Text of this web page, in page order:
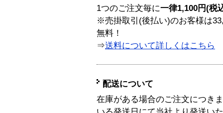
1つのご注文毎に一律1,100円(税
※売掛取引(後払い)のお客様は
無料！
⇒送料について詳しくはこちら
配送について
在庫がある場合のご注文につき